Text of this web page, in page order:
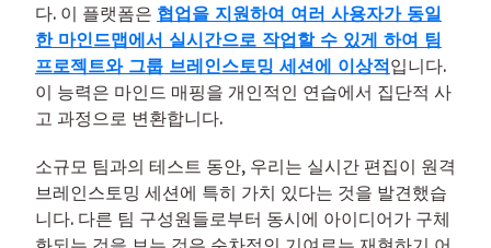
다. 이 플랫폼은 협업을 지원하여 여러 사용자가 동일
한 마인드맵에서 실시간으로 작업할 수 있게 하여 팀
프로젝트와 그룹 브레인스토밍 세션에 이상적입니다.
이 능력은 마인드 매핑을 개인적인 연습에서 집단적 사
고 과정으로 변환합니다.
소규모 팀과의 테스트 동안, 우리는 실시간 편집이 원격
브레인스토밍 세션에 특히 가치 있다는 것을 발견했습
니다. 다른 팀 구성원들로부터 동시에 아이디어가 구체